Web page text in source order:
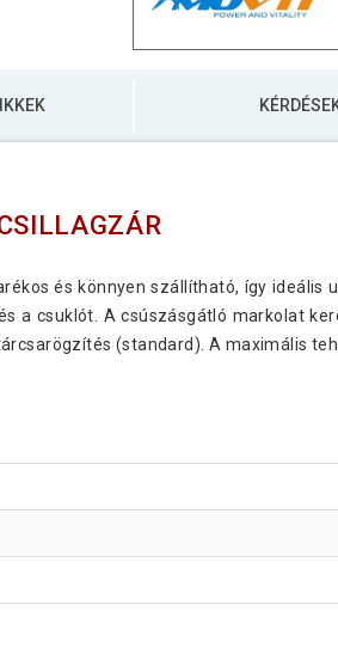
és könnyen szállítható, így ideális
a csuklót. A csúszásgátló markolat
(standard). A maximális